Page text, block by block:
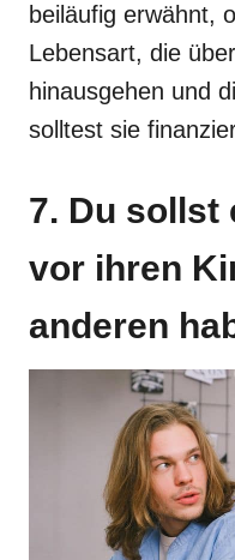
beiläufig erwähnt,
Lebensart, die
hinausgehen und
solltest sie
7. Du sollst
vor ihren
anderen